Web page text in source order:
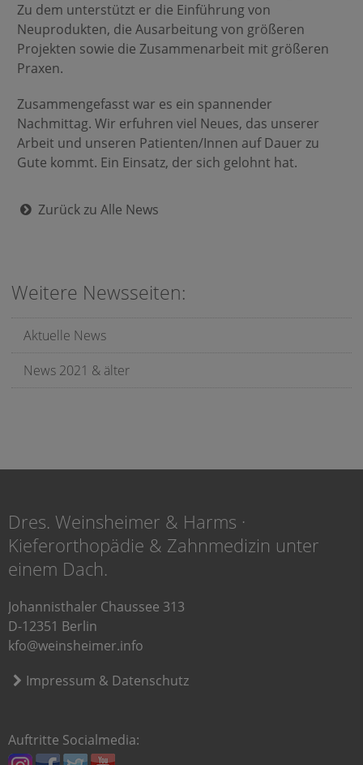
Zu dem unterstützt er die Einführung von
Neuprodukten, die Ausarbeitung von größeren
Projekten sowie die Zusammenarbeit mit größeren
Praxen.
Zusammengefasst war es ein spannender
Nachmittag. Wir erfuhren viel Neues, das unserer
Arbeit und unseren Patienten/Innen auf Dauer zu
Gute kommt. Ein Einsatz, der sich gelohnt hat.
Zurück zu Alle News
Weitere Newsseiten:
Aktuelle News
News 2021 & älter
Dres. Weinsheimer & Harms ·
Kieferorthopädie & Zahnmedizin unter
einem Dach.
Johannisthaler Chaussee 313
D-12351 Berlin
kfo@weinsheimer.info
Impressum & Datenschutz
Auftritte Socialmedia: